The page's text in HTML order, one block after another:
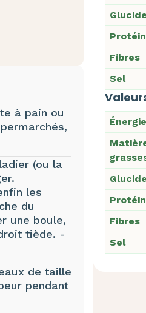
à pain ou
(ou la
les
du
une boule,
tiède. -
de taille
pendant
Fibres
Sel
Énergie
Fibres
Sel